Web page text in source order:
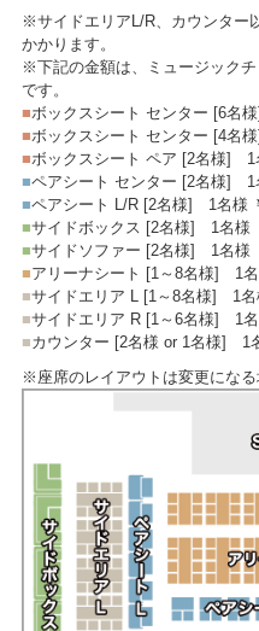
※サイドエリアL/R、カウンター
かかります。
※下記の金額は、ミュージック
です。
■ボックスシート センター [6名
■ボックスシート センター [4名
■ボックスシート ペア [2名様]
■ペアシート センター [2名様]
■ペアシート L/R [2名様] 1名様
■サイドボックス [2名様] 1名様
■サイドソファー [2名様] 1名様
■アリーナシート [1～8名様] 1
■サイドエリア L [1～8名様] 1
■サイドエリア R [1～6名様] 1
■カウンター [2名様 or 1名様] 1
※座席のレイアウトは変更になる